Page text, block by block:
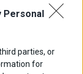
Personal
parties, or
for